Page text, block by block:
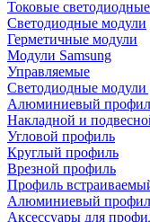
Токовые
Светодиодные модули
Герметичные модули
Модули Samsung
Управляемые
Светодиодные модули
Алюминиевый
Накладной и
Угловой профиль
Круглый профиль
Врезной профиль
Профиль
Алюминиевый
Аксессуары для